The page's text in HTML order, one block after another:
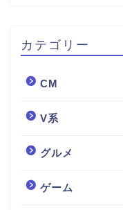
カテゴリー
CM
V系
グルメ
ゲーム